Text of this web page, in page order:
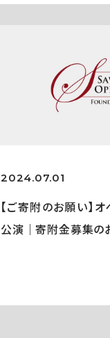
2024.07.01
【ご寄附のお願い】
公演｜寄附金募集の